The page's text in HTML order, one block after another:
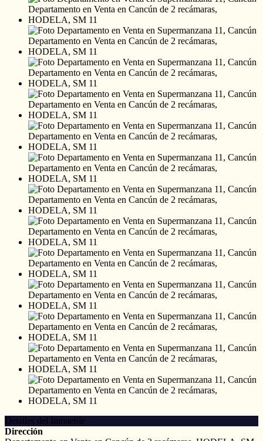
Detalles del Inmueble
Dirección